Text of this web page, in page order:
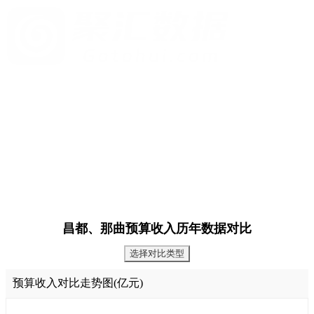
昌都、那曲预算收入历年数据对比
选择对比类型
预算收入对比走势图(亿元)